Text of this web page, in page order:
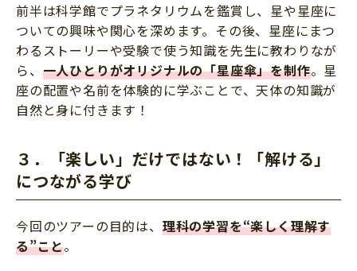
前半は科学館でプラネタリウムを鑑賞し、星や星座に
ついての興味や関心を深めます。その後、星座にまつ
わるストーリーや受験で使う知識を先生に教わりなが
ら、 一人ひとりがオリジナルの「星座傘」を制作。星
座の配置や名前を体験的に学ぶことで、天体の知識が
自然と身に付きます！
３．「楽しい」だけではない！「解ける」
につながる学び
今回のツアーの目的は、 理科の学習を“楽しく理解す
る”こと。